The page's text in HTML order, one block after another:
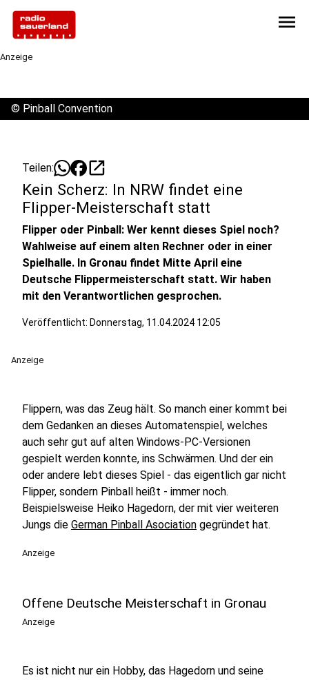
menu
Anzeige
© Pinball Convention
Teilen: open_in_new
Kein Scherz: In NRW findet eine
Flipper-Meisterschaft statt
Flipper oder Pinball: Wer kennt dieses Spiel noch?
Wahlweise auf einem alten Rechner oder in einer
Spielhalle. In Gronau findet Mitte April eine
Deutsche Flippermeisterschaft statt. Wir haben
mit den Verantwortlichen gesprochen.
Veröffentlicht: Donnerstag, 11.04.2024 12:05
Anzeige
Flippern, was das Zeug hält. So manch einer kommt bei
dem Gedanken an dieses Automatenspiel, welches
auch sehr gut auf alten Windows-PC-Versionen
gespielt werden konnte, ins Schwärmen. Und der ein
oder andere lebt dieses Spiel - das eigentlich gar nicht
Flipper, sondern Pinball heißt - immer noch.
Beispielsweise Heiko Hagedorn, der mit vier weiteren
Jungs die German Pinball Asociation gegründet hat.
Anzeige
Offene Deutsche Meisterschaft in Gronau
Anzeige
Es ist nicht nur ein Hobby, das Hagedorn und seine